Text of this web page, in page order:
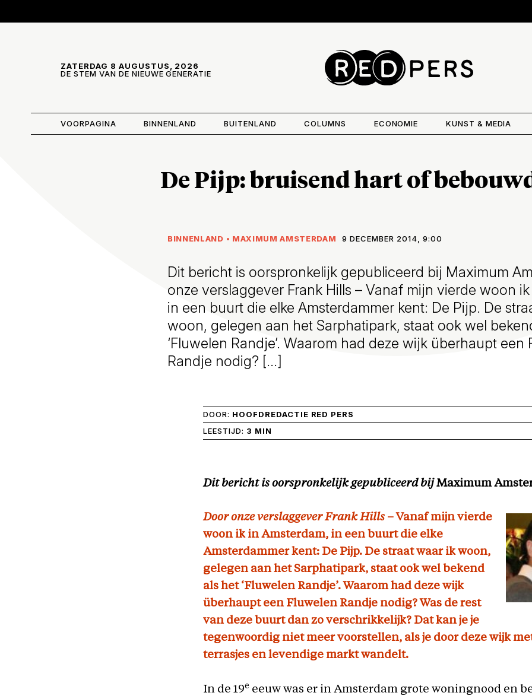
ZATERDAG 8 AUGUSTUS, 2026
DE STEM VAN DE NIEUWE GENERATIE
VOORPAGINA BINNENLAND BUITENLAND COLUMNS ECONOMIE KUNST & MEDIA
De Pijp: bruisend hart of
BINNENLAND • MAXIMUM AMSTERDAM 9 DECEMBER 2014, 9:00
Dit bericht is oorspronkelijk gepubliceerd bij Maximum
onze verslaggever Frank Hills – Vanaf mijn vierde woon
in een buurt die elke Amsterdammer kent: De Pijp. De
woon, gelegen aan het Sarphatipark, staat ook wel
‘Fluwelen Randje’. Waarom had deze wijk überhaupt een
Randje nodig? […]
DOOR: HOOFDREDACTIE RED PERS
LEESTIJD: 3 MIN
Dit bericht is oorspronkelijk gepubliceerd bij Maximum
Door onze verslaggever Frank Hills – Vanaf mijn vierde
woon ik in Amsterdam, in een buurt die elke
Amsterdammer kent: De Pijp. De straat waar ik woon,
gelegen aan het Sarphatipark, staat ook wel bekend
als het ‘Fluwelen Randje’. Waarom had deze wijk
überhaupt een Fluwelen Randje nodig? Was de rest
van deze buurt dan zo verschrikkelijk? Dat kan je je
tegenwoordig niet meer voorstellen, als je door deze wijk
terrasjes en levendige markt wandelt.
In de 19e eeuw was er in Amsterdam grote woningnood en